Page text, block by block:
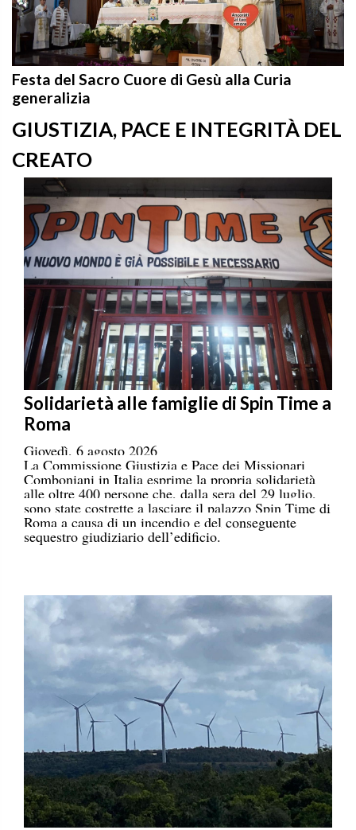
Festa del Sacro Cuore di Gesù alla Curia
generalizia
GIUSTIZIA, PACE E INTEGRITÀ DEL
CREATO
Solidarietà alle famiglie di Spin Time a
Roma
Giovedì, 6 agosto 2026
La Commissione Giustizia e Pace dei Missionari
Comboniani in Italia esprime la propria solidarietà
alle oltre 400 persone che, dalla sera del 29 luglio,
sono state costrette a lasciare il palazzo Spin Time di
Roma a causa di un incendio e del conseguente
sequestro giudiziario dell’edificio.